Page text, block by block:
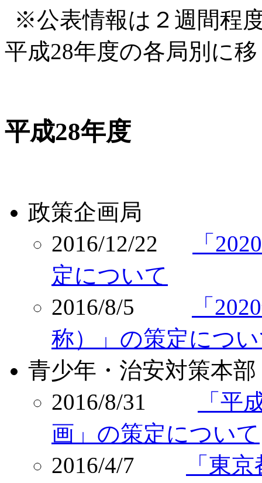
※公表情報は２週間程
平成28年度の各局別に
平成28年度
政策企画局
2016/12/22
「
定について
2016/8/5
「
称）」の策定につ
青少年・治安対策本部
2016/8/31
「平
画」の策定について
2016/4/7
「東